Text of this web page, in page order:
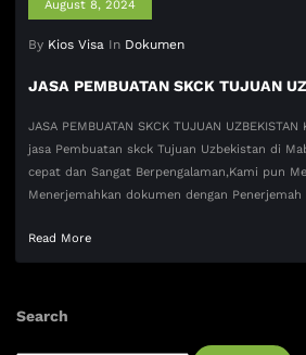
August 8, 2024
By Kios Visa In Dokumen
JASA PEMBUATAN SKCK TUJUAN
JASA PEMBUATAN SKCK TUJUAN
jasa Pembuatan skck Tujuan Uzbekistan di
cepat dan Sangat Berpengalaman,Kami pun
Menerjemahkan dokumen dengan
Read More
Search